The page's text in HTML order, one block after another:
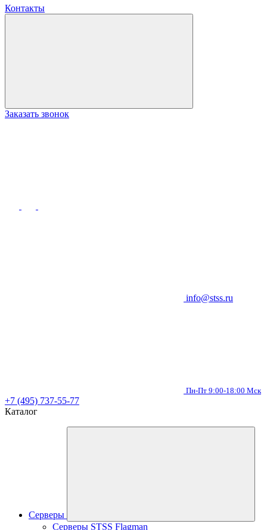
Контакты
Заказать звонок
info@stss.ru
Пн-Пт 9:00-18:00 Мск
+7 (495) 737-55-77
Каталог
Серверы
Серверы STSS Flagman